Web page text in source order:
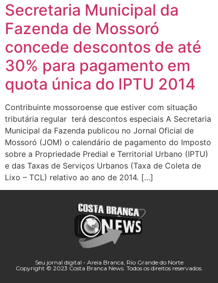
Secretaria Municipal da
Fazenda de Mossoró
concede descontos de até
30% para pagamento em
quota única do IPTU 2014
Contribuinte mossoroense que estiver com situação
tributária regular terá descontos especiais A Secretaria
Municipal da Fazenda publicou no Jornal Oficial de
Mossoró (JOM) o calendário de pagamento do Imposto
sobre a Propriedade Predial e Territorial Urbano (IPTU)
e das Taxas de Serviços Urbanos (Taxa de Coleta de
Lixo – TCL) relativo ao ano de 2014. […]
Seu jornal digital - Areia Branca, Rio Grande do Norte
Copyright © 2023 Costa Branca News. Todos os direitos reservados.